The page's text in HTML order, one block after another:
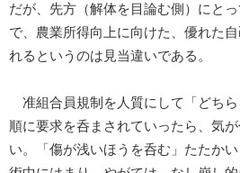
だが、先方（解体を目論む側）にと
で、農業所得向上に向けた、優れた
れるというのは見当違いである。
准組合員規制を人質にして「どちら
順に要求を呑まされていったら、気
い。「傷が浅いほうを呑む」たたか